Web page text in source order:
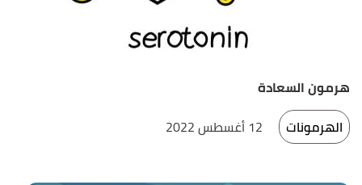
هرمون السعادة
الهرمونات
12 أغسطس 2022